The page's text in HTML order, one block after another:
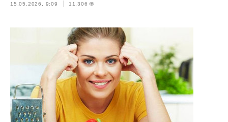
15.05.2026, 9:09 11,306